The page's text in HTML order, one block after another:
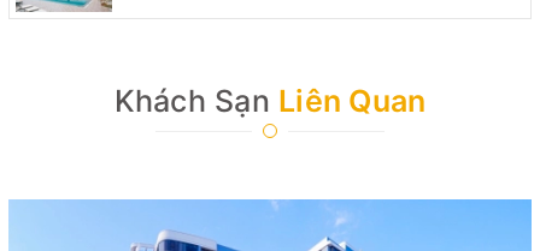
Khách Sạn Liên Quan